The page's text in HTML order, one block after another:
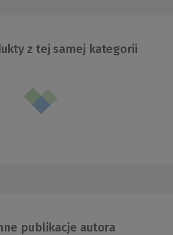
z tej samej kategorii
publikacje autora